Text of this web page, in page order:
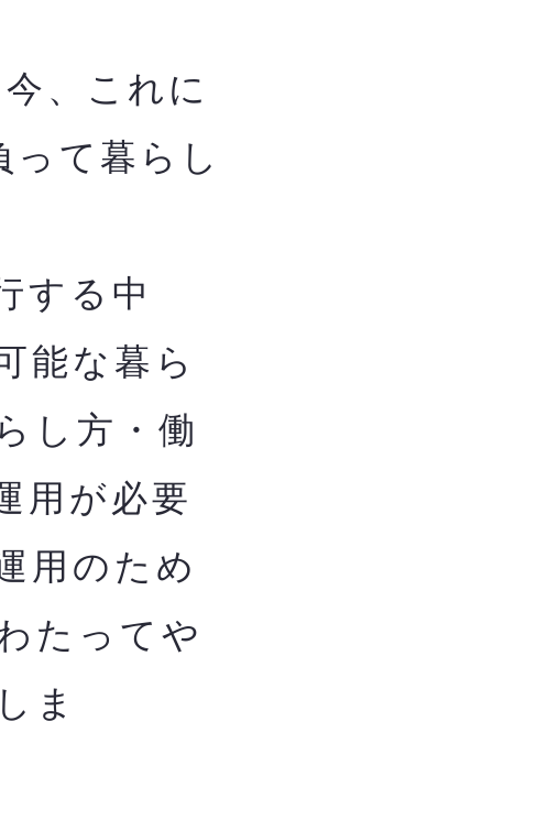
、これに
って暮らし
する中
能な暮ら
し方・働
用が必要
用のため
たってや
ま